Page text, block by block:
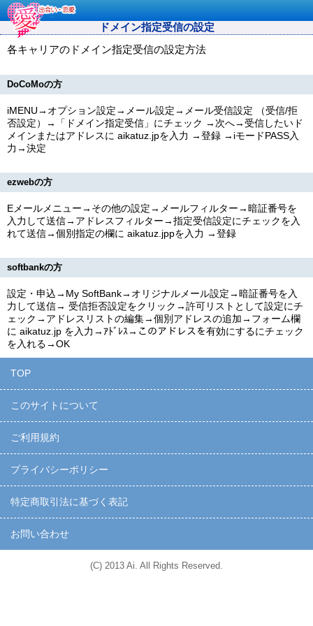
ドメイン指定受信の設定
各キャリアのドメイン指定受信の設定方法
DoCoMoの方
iMENU→オプション設定→メール設定→メール受信設定 （受信/拒
否設定）→「ドメイン指定受信」にチェック →次へ→受信したいド
メインまたはアドレスに aikatuz.jpを入力 →登録 →iモードPASS入
力→決定
ezwebの方
Eメールメニュー→その他の設定→メールフィルター→暗証番号を
入力して送信→アドレスフィルター→指定受信設定にチェックを入
れて送信→個別指定の欄に aikatuz.jppを入力 →登録
softbankの方
設定・申込→My SoftBank→オリジナルメール設定→暗証番号を入
力して送信→ 受信拒否設定をクリック→許可リストとして設定にチ
ェック→アドレスリストの編集→個別アドレスの追加→フォーム欄
に aikatuz.jp を入力→ｱﾄﾞﾚｽ→このアドレスを有効にするにチェック
を入れる→OK
TOP
このサイトについて
ご利用規約
プライバシーポリシー
特定商取引法に基づく表記
お問い合わせ
(C) 2013 Ai. All Rights Reserved.